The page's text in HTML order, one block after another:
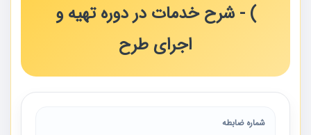
) - شرح خدمات در دوره تهیه و
اجرای طرح
شماره ضابطه